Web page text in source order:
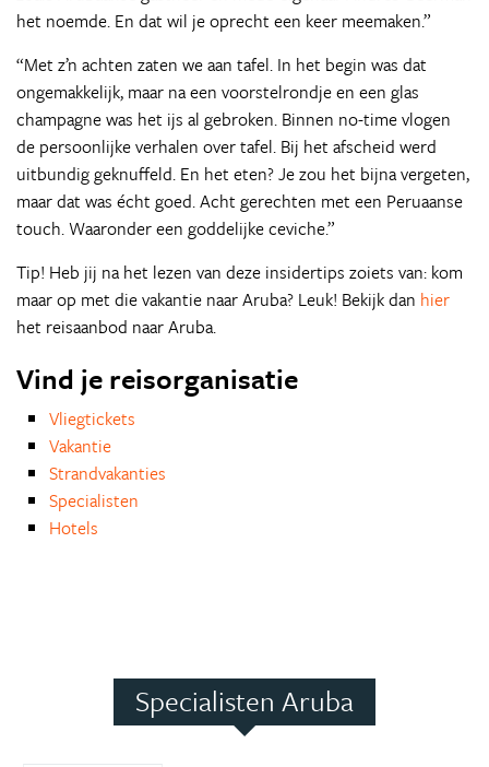
het noemde. En dat wil je oprecht een keer meemaken.”
“Met z’n achten zaten we aan tafel. In het begin was dat
ongemakkelijk, maar na een voorstelrondje en een glas
champagne was het ijs al gebroken. Binnen no-time vlogen
de persoonlijke verhalen over tafel. Bij het afscheid werd
uitbundig geknuffeld. En het eten? Je zou het bijna vergeten,
maar dat was écht goed. Acht gerechten met een Peruaanse
touch. Waaronder een goddelijke ceviche.”
Tip! Heb jij na het lezen van deze insidertips zoiets van: kom
maar op met die vakantie naar Aruba? Leuk! Bekijk dan hier
het reisaanbod naar Aruba.
Vind je reisorganisatie
Vliegtickets
Vakantie
Strandvakanties
Specialisten
Hotels
Specialisten Aruba